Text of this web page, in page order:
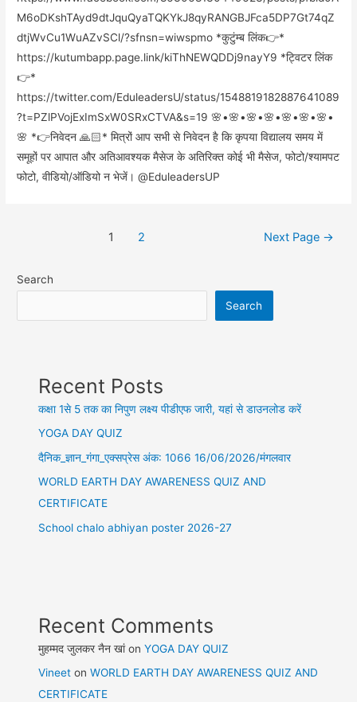
M6oDKshTAyd9dtJquQyaTQKYkJ8qyRANGBJFca5DP7Gt74qZ
dtjWvCu1WuAZvSCl/?sfnsn=wiwspmo *कुटुंम्ब लिंक👉*
https://kutumbapp.page.link/kiThNEWQDDj9nayY9 *ट्विटर लिंक
👉*
https://twitter.com/EduleadersU/status/1548819182887641089
?t=PZlPVojExImSxW0SRxCTVA&s=19 🌸•🌸•🌸•🌸•🌸•🌸•🌸•
🌸 *👉निवेदन 🙏🏻* मित्रों आप सभी से निवेदन है कि कृपया विद्यालय समय में
समूहों पर आपात और अतिआवश्यक मैसेज के अतिरिक्त कोई भी मैसेज, फोटो/श्यामपट
फोटो, वीडियो/ऑडियो न भेजें। @EduleadersUP
1 2 Next Page →
Search
Search
Recent Posts
कक्षा 1से 5 तक का निपुण लक्ष्य पीडीएफ जारी, यहां से डाउनलोड करें
YOGA DAY QUIZ
दैनिक_ज्ञान_गंगा_एक्सप्रेस अंक: 1066 16/06/2026/मंगलवार
WORLD EARTH DAY AWARENESS QUIZ AND
CERTIFICATE
School chalo abhiyan poster 2026-27
Recent Comments
मुहम्मद जुलकर नैन खांonYOGA DAY QUIZ
Vineet onWORLD EARTH DAY AWARENESS QUIZ AND
CERTIFICATE